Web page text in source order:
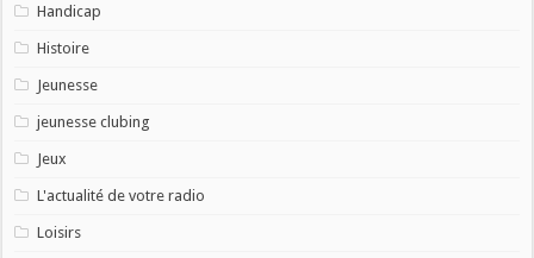
Handicap
Histoire
Jeunesse
jeunesse clubing
Jeux
L'actualité de votre radio
Loisirs